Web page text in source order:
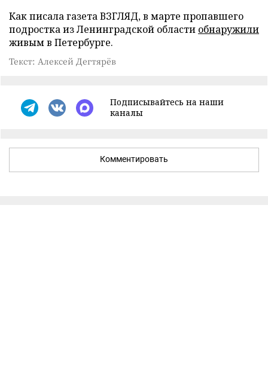
Как писала газета ВЗГЛЯД, в марте пропавшего
подростка из Ленинградской области обнаружили
живым в Петербурге.
Текст: Алексей Дегтярёв
Подписывайтесь на наши
каналы
Комментировать